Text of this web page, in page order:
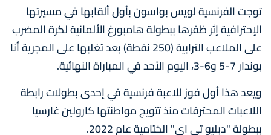
توجت الفرنسية لويس بواسون بأول ألقابها في مسيرتها
الإحترافية إثر ظفرها ببطولة هامبورغ الألمانية لكرة المضرب
على الملاعب الترابية (250 نقطة) بعد تغلبها على المجرية أنا
بوندار 7-5 و6-3، اليوم الأحد في المباراة النهائية.
ويعد هذا أول فوز للاعبة فرنسية في إحدى بطولات رابطة
اللاعبات المحترفات منذ تتويج مواطنتها كارولين غارسيا
ببطولة "دبليو تي اي" الختامية عام 2022.